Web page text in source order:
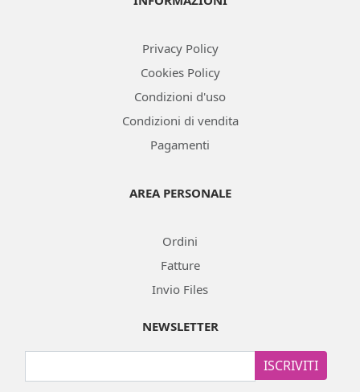
Privacy Policy
Cookies Policy
Condizioni d'uso
Condizioni di vendita
Pagamenti
AREA PERSONALE
Ordini
Fatture
Invio Files
NEWSLETTER
ISCRIVITI